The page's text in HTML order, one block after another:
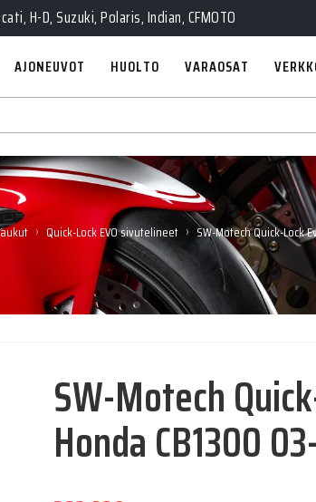
H-D, Suzuki, Polaris, Indian, CFMOTO
AJONEUVOT HUOLTO VARAOSAT
› Quick-Lock EVO sivutelineet › SW-Motech Quick-Lock
SW-Motech
Honda CB1300 03-